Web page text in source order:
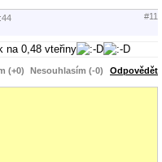
#11
na 0,48 vteřiny
(+0) Nesouhlasím (-0) Odpovědět